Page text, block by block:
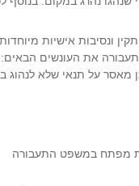
ונסיבות אישיות
מאסר על תנאי שלא לנהוג
מפתח במשפט התעבורה